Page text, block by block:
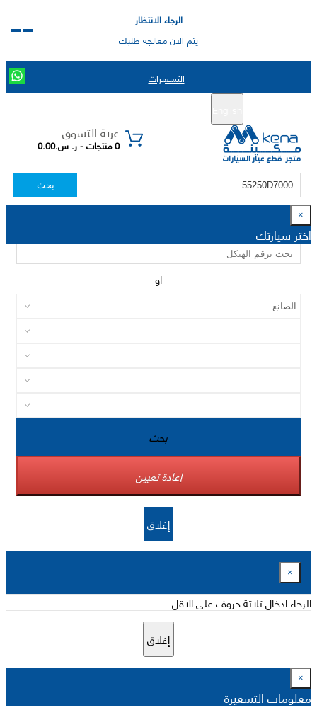
الرجاء الانتظار
يتم الان معالجة طلبك
التسعيرات
عربة التسوق
0 منتجات - ر. س.0.00
بحث
×
اختر سيارتك
او
بحث
إعادة تعيين
إغلاق
×
الرجاء ادخال ثلاثة حروف على الاقل
إغلاق
×
معلومات التسعيرة